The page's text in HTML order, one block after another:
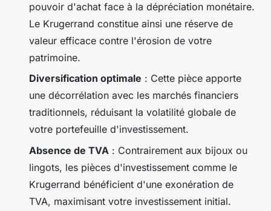
pouvoir d'achat face à la dépréciation monétaire.
Le Krugerrand constitue ainsi une réserve de
valeur efficace contre l'érosion de votre
patrimoine.
Diversification optimale : Cette pièce apporte
une décorrélation avec les marchés financiers
traditionnels, réduisant la volatilité globale de
votre portefeuille d'investissement.
Absence de TVA : Contrairement aux bijoux ou
lingots, les pièces d'investissement comme le
Krugerrand bénéficient d'une exonération de
TVA, maximisant votre investissement initial.